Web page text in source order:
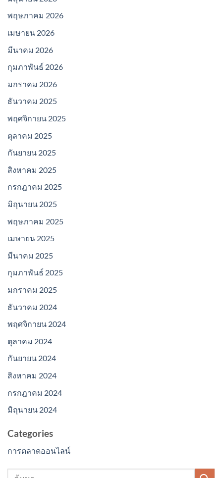
พฤษภาคม 2026
เมษายน 2026
มีนาคม 2026
กุมภาพันธ์ 2026
มกราคม 2026
ธันวาคม 2025
พฤศจิกายน 2025
ตุลาคม 2025
กันยายน 2025
สิงหาคม 2025
กรกฎาคม 2025
มิถุนายน 2025
พฤษภาคม 2025
เมษายน 2025
มีนาคม 2025
กุมภาพันธ์ 2025
มกราคม 2025
ธันวาคม 2024
พฤศจิกายน 2024
ตุลาคม 2024
กันยายน 2024
สิงหาคม 2024
กรกฎาคม 2024
มิถุนายน 2024
Categories
การตลาดออนไลน์